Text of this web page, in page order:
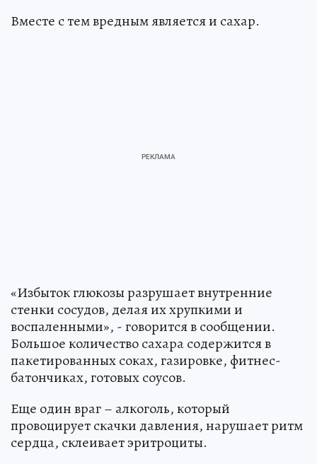
Вместе с тем вредным является и сахар.
«Избыток глюкозы разрушает внутренние
стенки сосудов, делая их хрупкими и
воспаленными», - говорится в сообщении.
Большое количество сахара содержится в
пакетированных соках, газировке, фитнес-
батончиках, готовых соусов.
Еще один враг – алкоголь, который
провоцирует скачки давления, нарушает ритм
сердца, склеивает эритроциты.